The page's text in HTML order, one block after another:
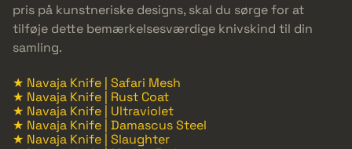
pris på kunstneriske designs, skal du sørge for at
tilføje dette bemærkelsesværdige knivskind til din
samling.
★ Navaja Knife | Safari Mesh
★ Navaja Knife | Rust Coat
★ Navaja Knife | Ultraviolet
★ Navaja Knife | Damascus Steel
★ Navaja Knife | Slaughter